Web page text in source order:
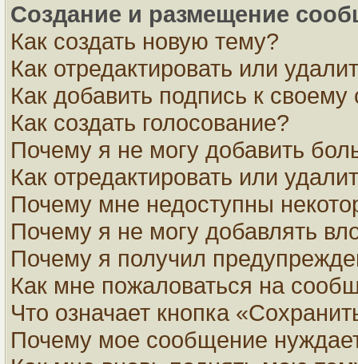
Создание и размещение
Как создать новую тему?
Как отредактировать или
Как добавить подпись к
Как создать голосование?
Почему я не могу добавить
Как отредактировать или
Почему мне недоступны
Почему я не могу добавлять
Почему я получил
Как мне пожаловаться на
Что означает кнопка
Почему мое сообщение